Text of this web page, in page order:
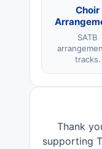
Choir
SATB
tracks.
Thank
supporting